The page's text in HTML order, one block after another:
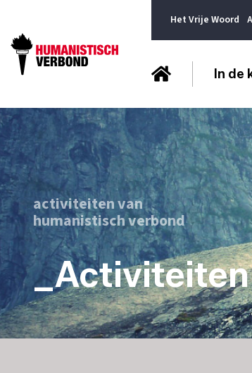
Het Vrije Woord
In de
activiteiten van
humanistisch verbond
_Activiteiten